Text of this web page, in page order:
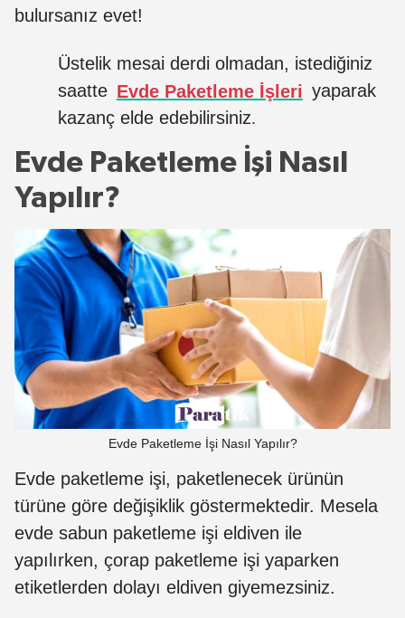
bulursanız evet!
Üstelik mesai derdi olmadan, istediğiniz
saatte Evde Paketleme İşleri yaparak
kazanç elde edebilirsiniz.
Evde Paketleme İşi Nasıl
Yapılır?
Evde Paketleme İşi Nasıl Yapılır?
Evde paketleme işi, paketlenecek ürünün
türüne göre değişiklik göstermektedir. Mesela
evde sabun paketleme işi eldiven ile
yapılırken, çorap paketleme işi yaparken
etiketlerden dolayı eldiven giyemezsiniz.